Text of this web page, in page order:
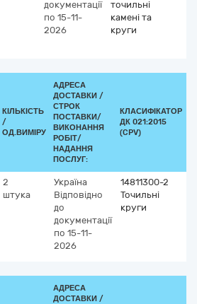
документації
по 15-11-
2026
точильні
камені та
круги
КІЛЬКІСТЬ
/
ОД.ВИМІРУ
АДРЕСА
ДОСТАВКИ /
СТРОК
ПОСТАВКИ/
ВИКОНАННЯ
РОБІТ/
НАДАННЯ
ПОСЛУГ:
КЛАСИФІКАТОР
ДК 021:2015
(CPV)
2
штука
Україна
Відповідно
до
документації
по 15-11-
2026
14811300-2
Точильні
круги
АДРЕСА
ДОСТАВКИ /